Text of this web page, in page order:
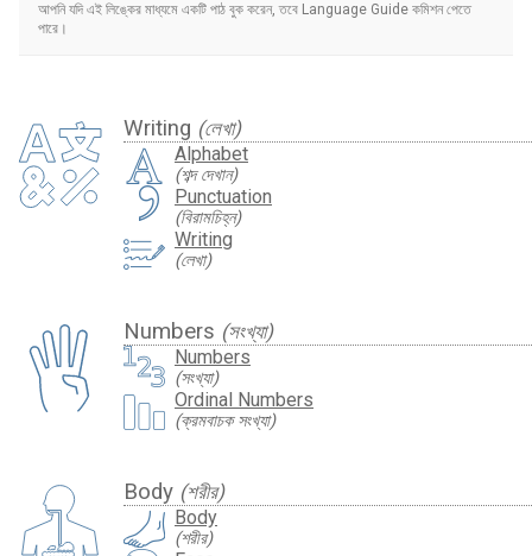
Writing (লেখা)
Alphabet
(শব্দ দেখান)
Punctuation
(বিরামচিহ্ন)
Writing
(লেখা)
Numbers (সংখ্যা)
Numbers
(সংখ্যা)
Ordinal Numbers
(ক্রমবাচক সংখ্যা)
Body (শরীর)
Body
(শরীর)
আপনি যদি এই লিঙ্কের মাধ্যমে একটি পাঠ বুক করেন, তবে Language Guide কমিশন পেতে
পারে।